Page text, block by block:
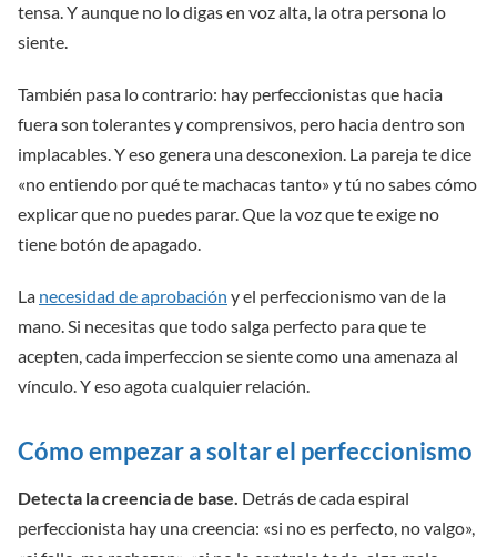
tensa. Y aunque no lo digas en voz alta, la otra persona lo
siente.
También pasa lo contrario: hay perfeccionistas que hacia
fuera son tolerantes y comprensivos, pero hacia dentro son
implacables. Y eso genera una desconexion. La pareja te dice
«no entiendo por qué te machacas tanto» y tú no sabes cómo
explicar que no puedes parar. Que la voz que te exige no
tiene botón de apagado.
La necesidad de aprobación y el perfeccionismo van de la
mano. Si necesitas que todo salga perfecto para que te
acepten, cada imperfeccion se siente como una amenaza al
vínculo. Y eso agota cualquier relación.
Cómo empezar a soltar el perfeccionismo
Detecta la creencia de base. Detrás de cada espiral
perfeccionista hay una creencia: «si no es perfecto, no valgo»,